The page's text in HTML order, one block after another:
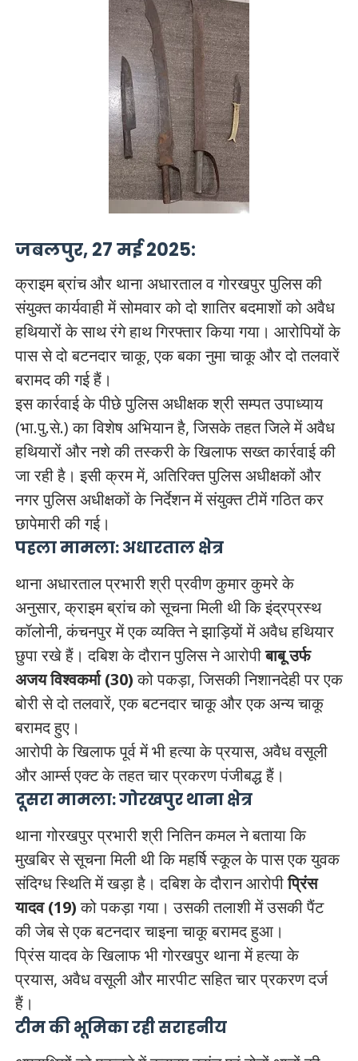
जबलपुर, 27 मई 2025:
क्राइम ब्रांच और थाना अधारताल व गोरखपुर पुलिस की
संयुक्त कार्यवाही में सोमवार को दो शातिर बदमाशों को अवैध
हथियारों के साथ रंगे हाथ गिरफ्तार किया गया। आरोपियों के
पास से दो बटनदार चाकू, एक बका नुमा चाकू और दो तलवारें
बरामद की गई हैं।
इस कार्रवाई के पीछे पुलिस अधीक्षक श्री सम्पत उपाध्याय
(भा.पु.से.) का विशेष अभियान है, जिसके तहत जिले में अवैध
हथियारों और नशे की तस्करी के खिलाफ सख्त कार्रवाई की
जा रही है। इसी क्रम में, अतिरिक्त पुलिस अधीक्षकों और
नगर पुलिस अधीक्षकों के निर्देशन में संयुक्त टीमें गठित कर
छापेमारी की गई।
पहला मामला: अधारताल क्षेत्र
थाना अधारताल प्रभारी श्री प्रवीण कुमार कुमरे के
अनुसार, क्राइम ब्रांच को सूचना मिली थी कि इंद्रप्रस्थ
कॉलोनी, कंचनपुर में एक व्यक्ति ने झाड़ियों में अवैध हथियार
छुपा रखे हैं। दबिश के दौरान पुलिस ने आरोपीबाबू उर्फ
अजय विश्वकर्मा (30)को पकड़ा, जिसकी निशानदेही पर एक
बोरी से दो तलवारें, एक बटनदार चाकू और एक अन्य चाकू
बरामद हुए।
आरोपी के खिलाफ पूर्व में भी हत्या के प्रयास, अवैध वसूली
और आर्म्स एक्ट के तहत चार प्रकरण पंजीबद्ध हैं।
दूसरा मामला: गोरखपुर थाना क्षेत्र
थाना गोरखपुर प्रभारी श्री नितिन कमल ने बताया कि
मुखबिर से सूचना मिली थी कि महर्षि स्कूल के पास एक युवक
संदिग्ध स्थिति में खड़ा है। दबिश के दौरान आरोपीप्रिंस
यादव (19)को पकड़ा गया। उसकी तलाशी में उसकी पैंट
की जेब से एक बटनदार चाइना चाकू बरामद हुआ।
प्रिंस यादव के खिलाफ भी गोरखपुर थाना में हत्या के
प्रयास, अवैध वसूली और मारपीट सहित चार प्रकरण दर्ज
हैं।
टीम की भूमिका रही सराहनीय